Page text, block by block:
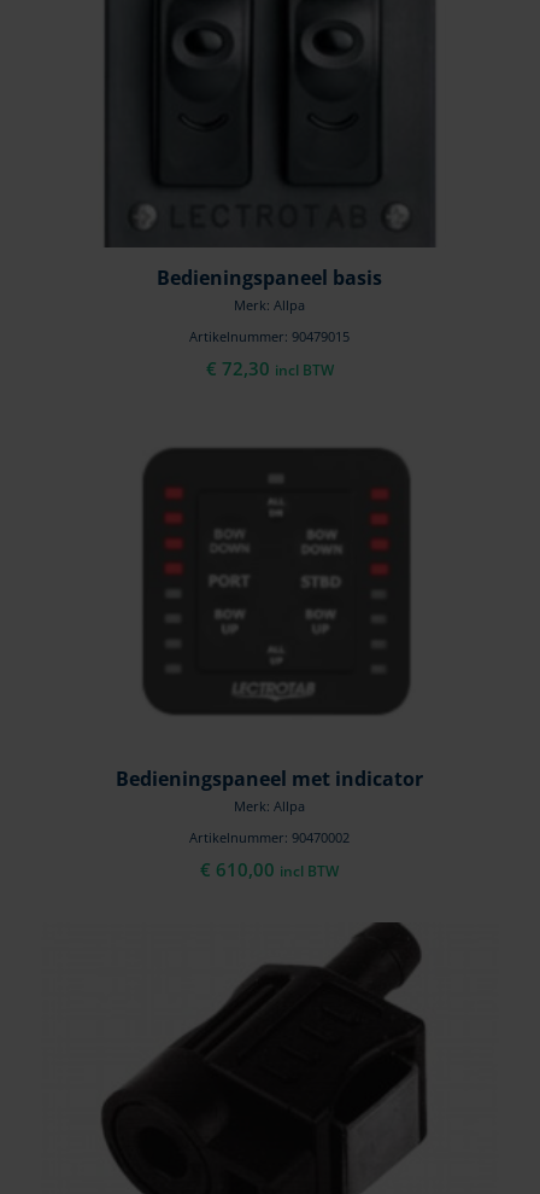
Bedieningspaneel basis
Merk: Allpa
Artikelnummer: 90479015
€ 72,30 incl BTW
Bedieningspaneel met indicator
Merk: Allpa
Artikelnummer: 90470002
€ 610,00 incl BTW